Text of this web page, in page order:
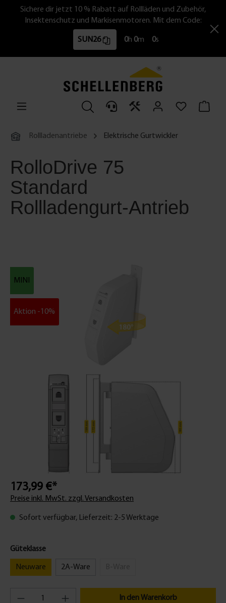
Sichere dir jetzt 10 % Rabatt auf Rollläden und Zubehör,
Insektenschutz und Markisenmotoren. Mit dem Code:
SUN26 0h 0m 0s
Rollladenantriebe Elektrische Gurtwickler
RolloDrive 75
Standard
Rollladengurt-Antrieb
MINI
Aktion -10%
173,99 €*
Preise inkl. MwSt. zzgl. Versandkosten
Sofort verfügbar, Lieferzeit: 2-5 Werktage
Güteklasse
Neuware 2A-Ware
In den Warenkorb